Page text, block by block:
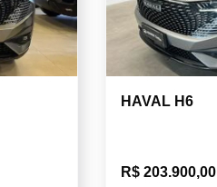
HAVAL H6
R$ 203.900,00